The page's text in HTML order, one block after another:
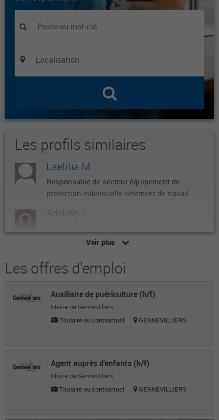
Les profils similaires
Laetitia M.
Responsable de secteur équipement de
protection individuelle vêtement de travail
Adeline J.
Florence N.
Adjointe au chef de service des affaires
foncières
Roseline R.
Coordinatrice de projets
Romain D.
Opérateur régleur usinage sur commande
numérique et conventionnel
Voir plus
Les offres d'emploi
Auxiliaire de puériculture (h/f)
Mairie de Gennevilliers
Titulaire ou contractuel
GENNEVILLIERS
Agent auprès d'enfants (h/f)
Mairie de Gennevilliers
Titulaire ou contractuel
GENNEVILLIERS